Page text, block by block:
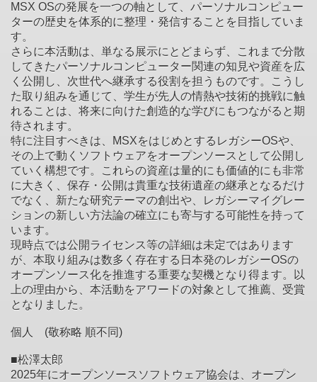
MSX OSの発展を一つの軸として、パーソナルコンピュー
ターの歴史を体系的に整理・発信することを目指していま
す。
さらに本活動は、単なる展示にとどまらず、これまで分散
してきたパーソナルコンピューター関連の知見や資産を広
く公開し、次世代へ継承する役割を担うものです。こうし
た取り組みを通じて、学生が先人の情熱や技術的挑戦に触
れることは、将来に向けた創造的な学びにもつながると期
待されます。
特に注目すべきは、MSXをはじめとするレガシーOSや、
その上で動くソフトウェアをオープンソースとして公開し
ていく構想です。これらの資産は量的にも価値的にも非常
に大きく、保存・公開は貴重な技術遺産の継承となるだけ
でなく、新たな研究テーマの創出や、レガシーマイグレー
ションの新しい方法論の確立にも寄与する可能性を持って
います。
現時点では公開ライセンス等の詳細は未定ではあります
が、本取り組みは数多く存在する日本発のレガシーOSの
オープンソース化を推進する重要な契機となり得ます。以
上の理由から、本活動をアワードの対象として推薦、受賞
となりました。
個人 (敬称略 順不同)
■松澤太郎
2025年にオープンソースソフトウェア協会は、オープン